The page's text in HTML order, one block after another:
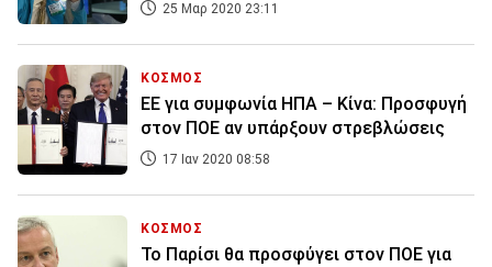
25 Μαρ 2020 23:11
ΚΟΣΜΟΣ
ΕΕ για συμφωνία ΗΠΑ – Κίνα: Προσφυγή
στον ΠΟΕ αν υπάρξουν στρεβλώσεις
17 Ιαν 2020 08:58
ΚΟΣΜΟΣ
Το Παρίσι θα προσφύγει στον ΠΟΕ για